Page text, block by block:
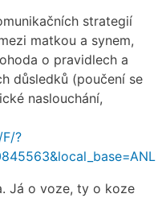
strategií
matkou a synem,
o pravidlech a
důsledků (poučení se
naslouchání,
?
Já o voze, ty o koze